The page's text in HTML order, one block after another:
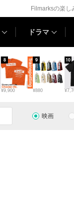
Filmarksの楽し
ドラマ
¥9,900
8
¥880
9 10
映画